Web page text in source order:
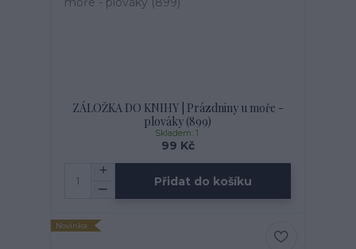
ZÁLOŽKA DO KNIHY | Prázdniny u moře -
plováky (899)
99 Kč
Skladem: 1
Přidat do košíku
Novinka